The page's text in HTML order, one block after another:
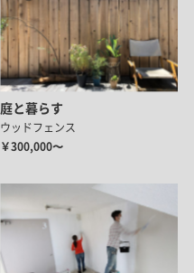
庭と暮らす
ウッドフェンス
￥300,000〜